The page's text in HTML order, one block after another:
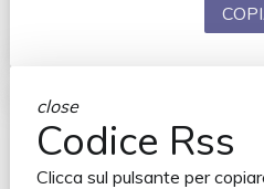
close
Codice Rss
Clicca sul pulsante per